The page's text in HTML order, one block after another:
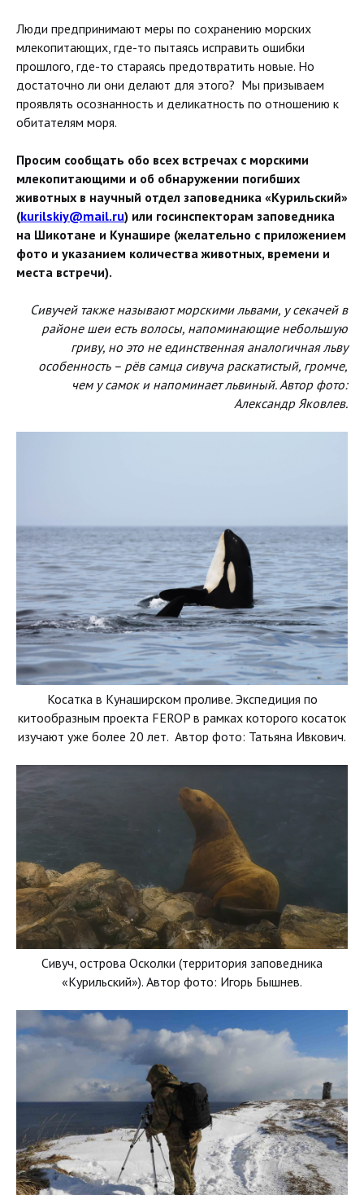
Люди предпринимают меры по сохранению морских
млекопитающих, где-то пытаясь исправить ошибки
прошлого, где-то стараясь предотвратить новые. Но
достаточно ли они делают для этого? Мы призываем
проявлять осознанность и деликатность по отношению к
обитателям моря.
Просим сообщать обо всех встречах с морскими
млекопитающими и об обнаружении погибших
животных в научный отдел заповедника «Курильский»
(kurilskiy@mail.ru) или госинспекторам заповедника
на Шикотане и Кунашире (желательно с приложением
фото и указанием количества животных, времени и
места встречи).
Сивучей также называют морскими львами, у секачей в
районе шеи есть волосы, напоминающие небольшую
гриву, но это не единственная аналогичная льву
особенность – рёв самца сивуча раскатистый, громче,
чем у самок и напоминает львиный. Автор фото:
Александр Яковлев.
Косатка в Кунаширском проливе. Экспедиция по
китообразным проекта FEROP в рамках которого косаток
изучают уже более 20 лет. Автор фото: Татьяна Ивкович.
Сивуч, острова Осколки (территория заповедника
«Курильский»). Автор фото: Игорь Бышнев.